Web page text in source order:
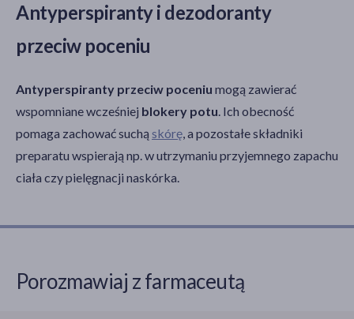
Antyperspiranty i dezodoranty
przeciw poceniu
Antyperspiranty przeciw poceniu mogą zawierać
wspomniane wcześniej blokery potu. Ich obecność
pomaga zachować suchą skórę, a pozostałe składniki
preparatu wspierają np. w utrzymaniu przyjemnego zapachu
ciała czy pielęgnacji naskórka.
Porozmawiaj z farmaceutą